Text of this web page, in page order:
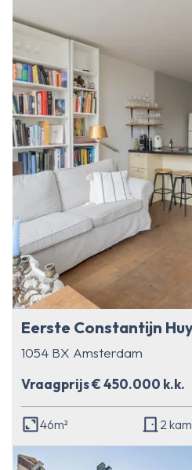
Eerste Constantijn
1054 BX Amsterdam
Vraagprijs € 450.000 k.k.
46m² 2